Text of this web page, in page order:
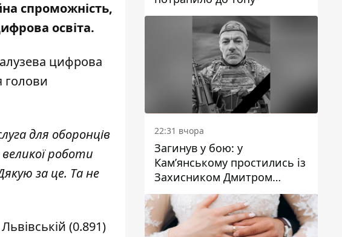
спроможність,
освіта.
цифрова
голови
для оборонців
великої роботи
за це. Та не
(0.891)
22:31 вчора
Загинув у бою: у
Кам’янському простились із
Захисником Дмитром
Кашубою